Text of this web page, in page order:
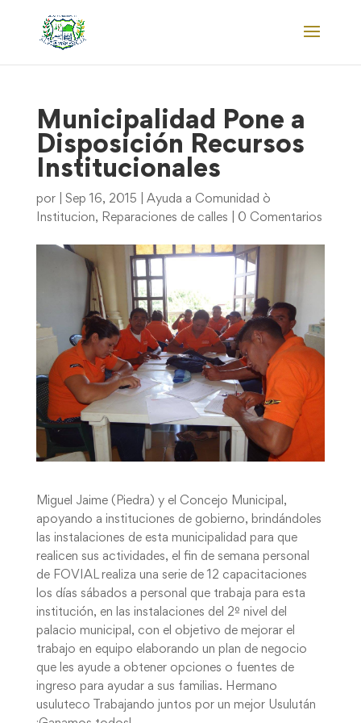
Municipalidad Pone a
Disposición Recursos
Institucionales
por Sep 16, 2015
Ayuda a Comunidad ò
Institucion, Reparaciones de calles 0 Comentarios
Miguel Jaime (Piedra) y el Concejo Municipal,
apoyando a instituciones de gobierno, brindándoles
las instalaciones de esta municipalidad para que
realicen sus actividades, el fin de semana personal
de FOVIAL realiza una serie de 12 capacitaciones
los días sábados a personal que trabaja para esta
institución, en las instalaciones del 2º nivel del
palacio municipal, con el objetivo de mejorar el
trabajo en equipo elaborando un plan de negocio
que les ayude a obtener opciones o fuentes de
ingreso para ayudar a sus familias. Hermano
usuluteco Trabajando juntos por un mejor Usulután